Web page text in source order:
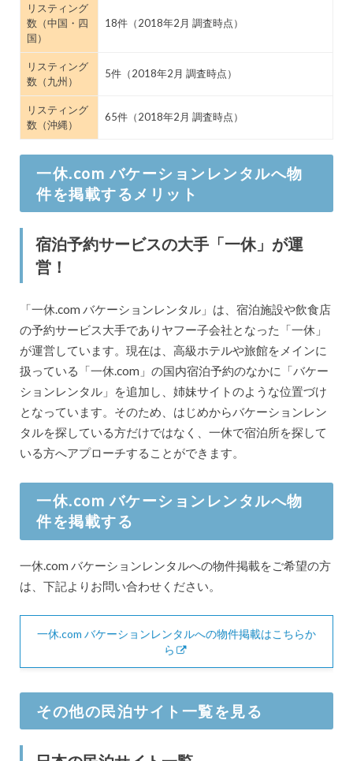
リスティング
数（中国・四
国）
18件（2018年2月 調査時点）
リスティング
数（九州）
5件（2018年2月 調査時点）
リスティング
数（沖縄）
65件（2018年2月 調査時点）
一休.com バケーションレンタルへ物
件を掲載するメリット
宿泊予約サービスの大手「一休」が運
営！
「一休.com バケーションレンタル」は、宿泊施設や飲食店
の予約サービス大手でありヤフー子会社となった「一休」
が運営しています。現在は、高級ホテルや旅館をメインに
扱っている「一休.com」の国内宿泊予約のなかに「バケー
ションレンタル」を追加し、姉妹サイトのような位置づけ
となっています。そのため、はじめからバケーションレン
タルを探している方だけではなく、一休で宿泊所を探して
いる方へアプローチすることができます。
一休.com バケーションレンタルへ物
件を掲載する
一休.com バケーションレンタルへの物件掲載をご希望の方
は、下記よりお問い合わせください。
一休.com バケーションレンタルへの物件掲載はこちらか
ら
その他の民泊サイト一覧を見る